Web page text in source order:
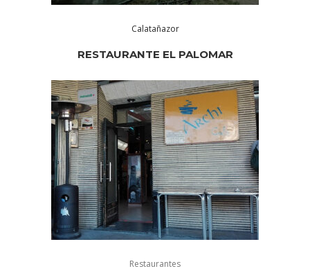
Calatañazor
RESTAURANTE EL PALOMAR
Restaurantes